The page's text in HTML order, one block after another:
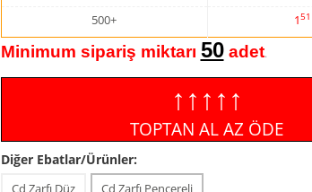
500+
151
Minimum sipariş miktarı 50 adet.
↑↑↑↑↑
TOPTAN AL AZ ÖDE
Diğer Ebatlar/Ürünler:
Cd Zarfı Düz Cd Zarfı Pencereli